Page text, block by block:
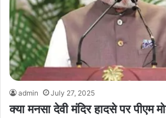
admin July 27, 2025
क्या मनसा देवी मंदिर हादसे पर पीएम